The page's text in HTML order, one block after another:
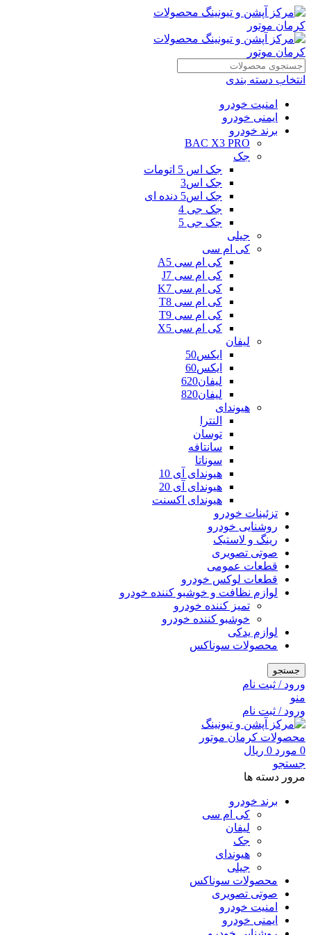
انتخاب دسته بندی
امنیت خودرو
ایمنی خودرو
برند خودرو
BAC X3 PRO
جک
جک اس 5 اتومات
جک اس3
جک اس5 دنده ای
جک جی 4
جک جی 5
جیلی
کی ام سی
کی ام سی A5
کی ام سی J7
کی ام سی K7
کی ام سی T8
کی ام سی T9
کی ام سی X5
لیفان
ایکس50
ایکس60
لیفان620
لیفان820
هیوندای
النترا
توسان
سانتافه
سوناتا
هیوندای آی 10
هیوندای آی 20
هیوندای اکسنت
تزئینات خودرو
روشنایی خودرو
رینگ و لاستیک
صوتی تصویری
قطعات عمومی
قطعات لوکس خودرو
لوازم نظافت و خوشبو کننده خودرو
تمیز کننده خودرو
خوشبو کننده خودرو
لوازم یدکی
محصولات سوناکس
جستجو
ورود / ثبت نام
منو
ورود / ثبت نام
0 مورد 0 ریال
جستجو
مرور دسته ها
برند خودرو
کی ام سی
لیفان
جک
هیوندای
جیلی
محصولات سوناکس
صوتی تصویری
امنیت خودرو
ایمنی خودرو